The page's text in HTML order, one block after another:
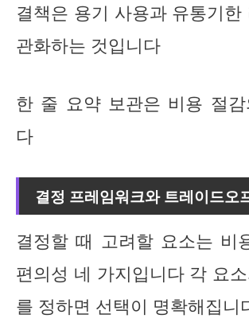
결책은 용기 사용과 유통기한
관화하는 것입니다
한 줄 요약 보관은 비용 절감
다
결정 프레임워크와 트레이드오
결정할 때 고려할 요소는 비
편의성 네 가지입니다 각 요
를 정하면 선택이 명확해집니